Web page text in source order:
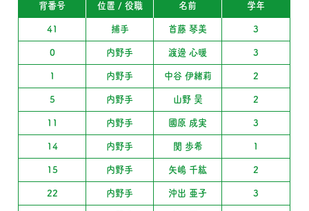
背番号 位置 / 役職 名前 学年
41 捕手 首藤 琴美 3
0 内野手 渡邊 心暖 3
1 内野手 中谷 伊緒莉 2
5 内野手 山野 昊 2
11 内野手 國原 成実 3
14 内野手 関 歩希 1
15 内野手 矢嶋 千紘 2
22 内野手 沖出 亜子 3